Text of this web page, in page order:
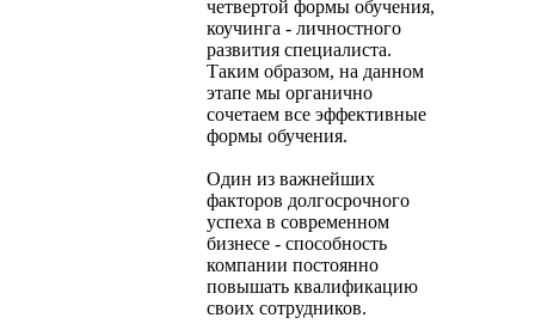
четвертой формы обучения,
коучинга - личностного
развития специалиста.
Таким образом, на данном
этапе мы органично
сочетаем все эффективные
формы обучения.
Один из важнейших
факторов долгосрочного
успеха в современном
бизнесе - способность
компании постоянно
повышать квалификацию
своих сотрудников.